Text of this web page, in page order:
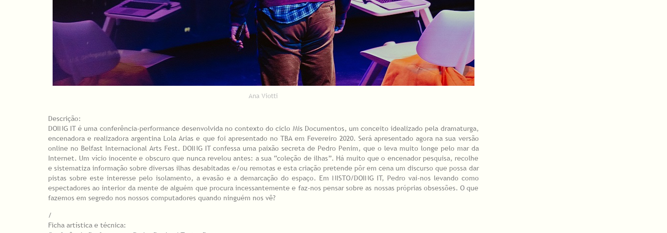
Ana Viotti
Descrição:
DOING IT é uma conferência-performance desenvolvida no contexto do ciclo Mis Documentos, um conceito idealizado pela dramaturga,
encenadora e realizadora argentina Lola Arias e que foi apresentado no TBA em Fevereiro 2020. Será apresentado agora na sua versão
online no Belfast Internacional Arts Fest. DOING IT confessa uma paixão secreta de Pedro Penim, que o leva muito longe pelo mar da
Internet. Um vício inocente e obscuro que nunca revelou antes: a sua “coleção de ilhas”. Há muito que o encenador pesquisa, recolhe
e sistematiza informação sobre diversas ilhas desabitadas e/ou remotas e esta criação pretende pôr em cena um discurso que possa dar
pistas sobre este interesse pelo isolamento, a evasão e a demarcação do espaço. Em NISTO/DOING IT, Pedro vai-nos levando como
espectadores ao interior da mente de alguém que procura incessantemente e faz-nos pensar sobre as nossas próprias obsessões. O que
fazemos em segredo nos nossos computadores quando ninguém nos vê?
/
Ficha artística e técnica: